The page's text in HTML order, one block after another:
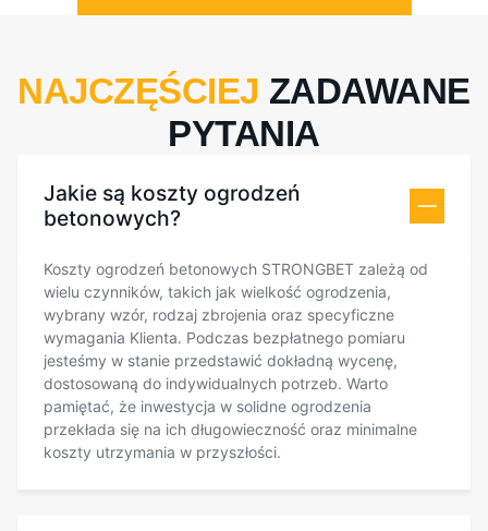
NAJCZĘŚCIEJ ZADAWANE
PYTANIA
Jakie są koszty ogrodzeń
betonowych?
Koszty ogrodzeń betonowych STRONGBET zależą od
wielu czynników, takich jak wielkość ogrodzenia,
wybrany wzór, rodzaj zbrojenia oraz specyficzne
wymagania Klienta. Podczas bezpłatnego pomiaru
jesteśmy w stanie przedstawić dokładną wycenę,
dostosowaną do indywidualnych potrzeb. Warto
pamiętać, że inwestycja w solidne ogrodzenia
przekłada się na ich długowieczność oraz minimalne
koszty utrzymania w przyszłości.